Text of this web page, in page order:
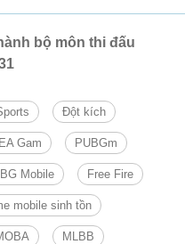
bộ môn thi đấu
Đột kích
Gam PUBGm
Mobile Free Fire
mobile sinh tồn
MLBB